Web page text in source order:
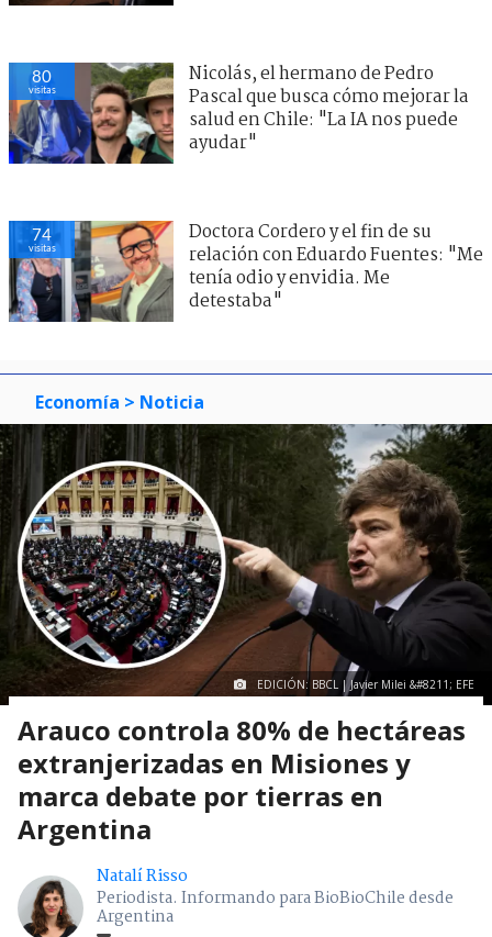
80
visitas
Nicolás, el hermano de Pedro
Pascal que busca cómo mejorar la
salud en Chile: "La IA nos puede
ayudar"
74
visitas
Doctora Cordero y el fin de su
relación con Eduardo Fuentes: "Me
tenía odio y envidia. Me
detestaba"
Economía > Noticia
EDICIÓN: BBCL | Javier Milei &#8211; EFE
Arauco controla 80% de hectáreas
extranjerizadas en Misiones y
marca debate por tierras en
Argentina
Natalí Risso
Periodista. Informando para BioBioChile desde
Argentina